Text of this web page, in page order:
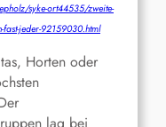
syke-ort44535/zweite-
fast-jeder-92159030.html
Horten oder